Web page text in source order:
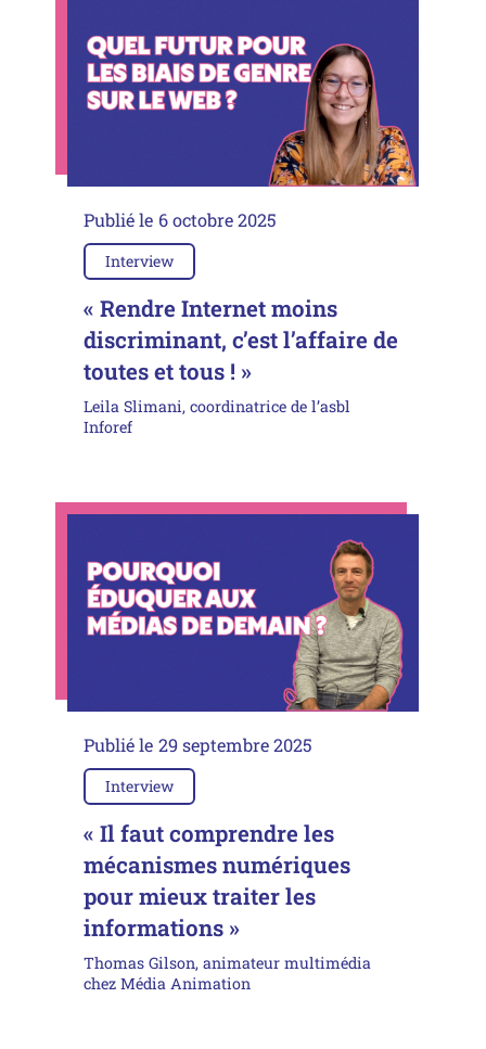
Publié le 6 octobre 2025
Interview
« Rendre Internet moins
discriminant, c’est l’affaire de
toutes et tous ! »
Leila Slimani, coordinatrice de l’asbl
Inforef
Publié le 29 septembre 2025
Interview
« Il faut comprendre les
mécanismes numériques
pour mieux traiter les
informations »
Thomas Gilson, animateur multimédia
chez Média Animation